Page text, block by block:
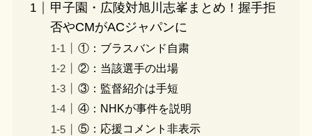
甲子園・広陵対旭川志峯まとめ！握手拒
否やCMがACジャパンに
①：ブラスバンド自粛
②：当該選手の出場
③：監督紹介は手短
④：NHKが事件を説明
⑤：応援コメント非表示